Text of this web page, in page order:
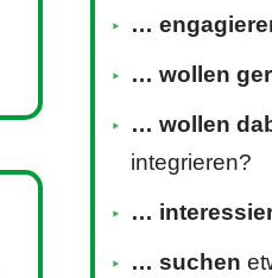
…
… wollen
… wollen
integrieren?
…
… suchen